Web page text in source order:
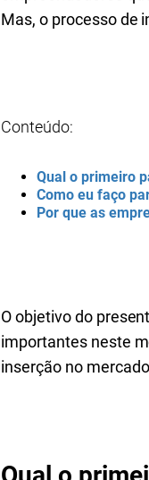
Mas, o processo de
Conteúdo:
Qual o primeiro
Como eu faço
Por que as
O objetivo do
importantes neste
inserção no